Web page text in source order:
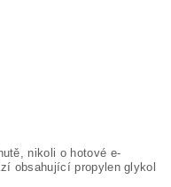
nikoli o hotové e-
obsahující propylen glykol